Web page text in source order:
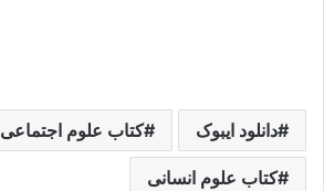
دانلود ایبوک کتاب علوم اجتماعی
کتاب علوم انسانی